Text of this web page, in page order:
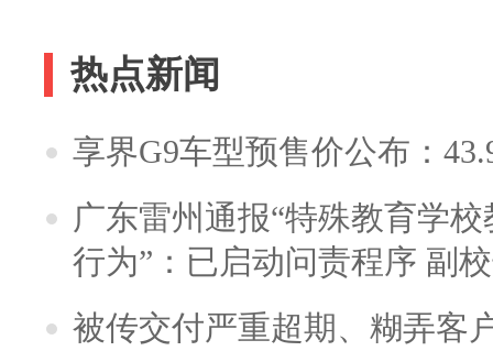
热点新闻
享界G9车型预售价公布：
广东雷州通报“特殊教育学
行为”：已启动问责程序 副
被传交付严重超期、糊弄客